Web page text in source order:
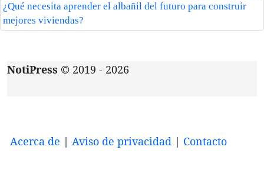
¿Qué necesita aprender el albañil del futuro para construir
mejores viviendas?
NotiPress © 2019 - 2026
Acerca de | Aviso de privacidad | Contacto